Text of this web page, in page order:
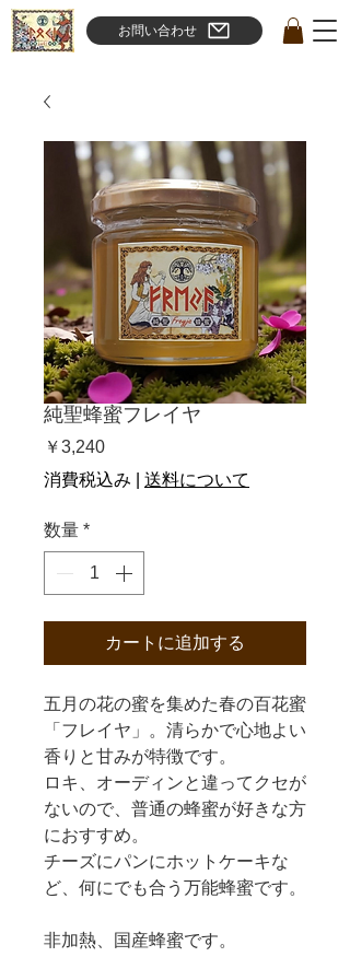
Bishop-Store
お問い合わせ
純聖蜂蜜フレイヤ
￥3,240価
格
消費税込み 送料について
数量 *
カートに追加する
五月の花の蜜を集めた春の百花蜜
「フレイヤ」。清らかで心地よい
香りと甘みが特徴です。
ロキ、オーディンと違ってクセが
ないので、普通の蜂蜜が好きな方
におすすめ。
チーズにパンにホットケーキな
ど、何にでも合う万能蜂蜜です。
非加熱、国産蜂蜜です。